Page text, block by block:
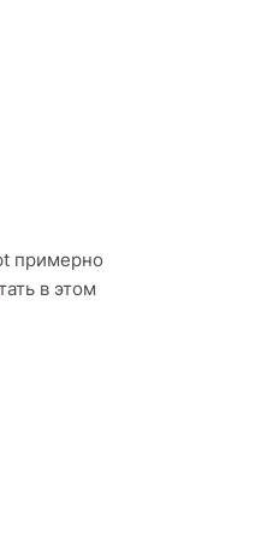
примерно
в этом